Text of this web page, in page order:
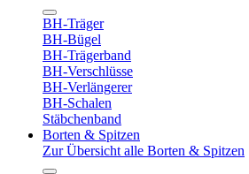
BH-Träger
BH-Bügel
BH-Trägerband
BH-Verschlüsse
BH-Verlängerer
BH-Schalen
Stäbchenband
Borten & Spitzen
Zur Übersicht alle Borten & Spitzen